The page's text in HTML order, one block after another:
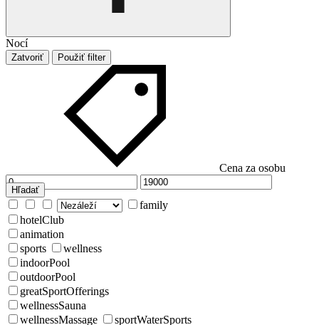
Nocí
Zatvoriť Použiť filter
Cena za osobu
Hľadať
family
hotelClub
animation
sports
wellness
indoorPool
outdoorPool
greatSportOfferings
wellnessSauna
wellnessMassage
sportWaterSports